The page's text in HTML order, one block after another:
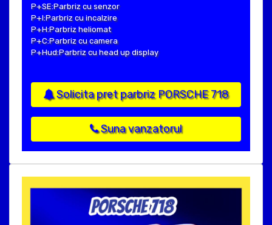
P+SE:Parbriz cu senzor
P+I:Parbriz cu incalzire
P+H:Parbriz heliomat
P+C:Parbriz cu camera
P+Hud:Parbriz cu head up display
Solicita pret parbriz PORSCHE 718
Suna vanzatorul